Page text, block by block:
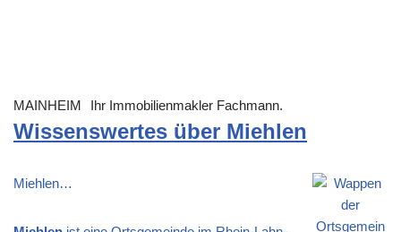
MAINHEIM Ihr Immobilienmakler Fachmann.
Wissenswertes über Miehlen
Miehlen…